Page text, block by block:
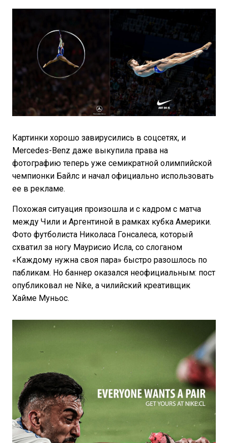
Картинки хорошо завирусились в соцсетях, и
Mercedes-Benz даже выкупила права на
фотографию теперь уже семикратной олимпийской
чемпионки Байлс и начал официально использовать
ее в рекламе.
Похожая ситуация произошла и с кадром с матча
между Чили и Аргентиной в рамках кубка Америки.
Фото футболиста Николаса Гонсалеса, который
схватил за ногу Маурисио Исла, со слоганом
«Каждому нужна своя пара» быстро разошлось по
пабликам. Но баннер оказался неофициальным: пост
опубликовал не Nike, а чилийский креативщик
Хайме Муньос.